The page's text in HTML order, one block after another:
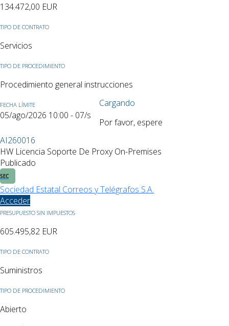
Cargando
Por favor, espere
134.472,00 EUR
TIPO DE CONTRATO
Servicios
TIPO DE PROCEDIMIENTO
Procedimiento general instrucciones
FECHA LÍMITE
05/ago/2026 10:00 - 07/sep/2026 10:00
AI260016
HW Licencia Soporte De Proxy On-Premises
Publicado
SEC
Sociedad Estatal Correos y Telégrafos S.A.
Acceder
PRESUPUESTO SIN IMPUESTOS
605.495,82 EUR
TIPO DE CONTRATO
Suministros
TIPO DE PROCEDIMIENTO
Abierto